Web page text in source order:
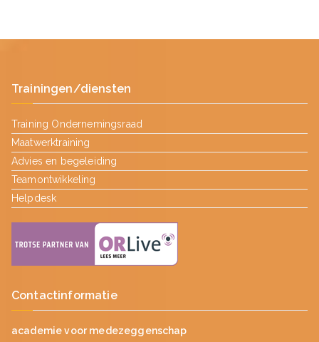
Trainingen/diensten
Training Ondernemingsraad
Maatwerktraining
Advies en begeleiding
Teamontwikkeling
Helpdesk
Contactinformatie
academie voor medezeggenschap